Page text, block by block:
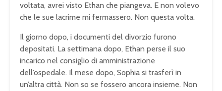
voltata, avrei visto Ethan che piangeva. E non volevo
che le sue lacrime mi fermassero. Non questa volta.
Il giorno dopo, i documenti del divorzio furono
depositati. La settimana dopo, Ethan perse il suo
incarico nel consiglio di amministrazione
dell’ospedale. Il mese dopo, Sophia si trasferì in
un’altra città. Non so se fossero ancora insieme. Non